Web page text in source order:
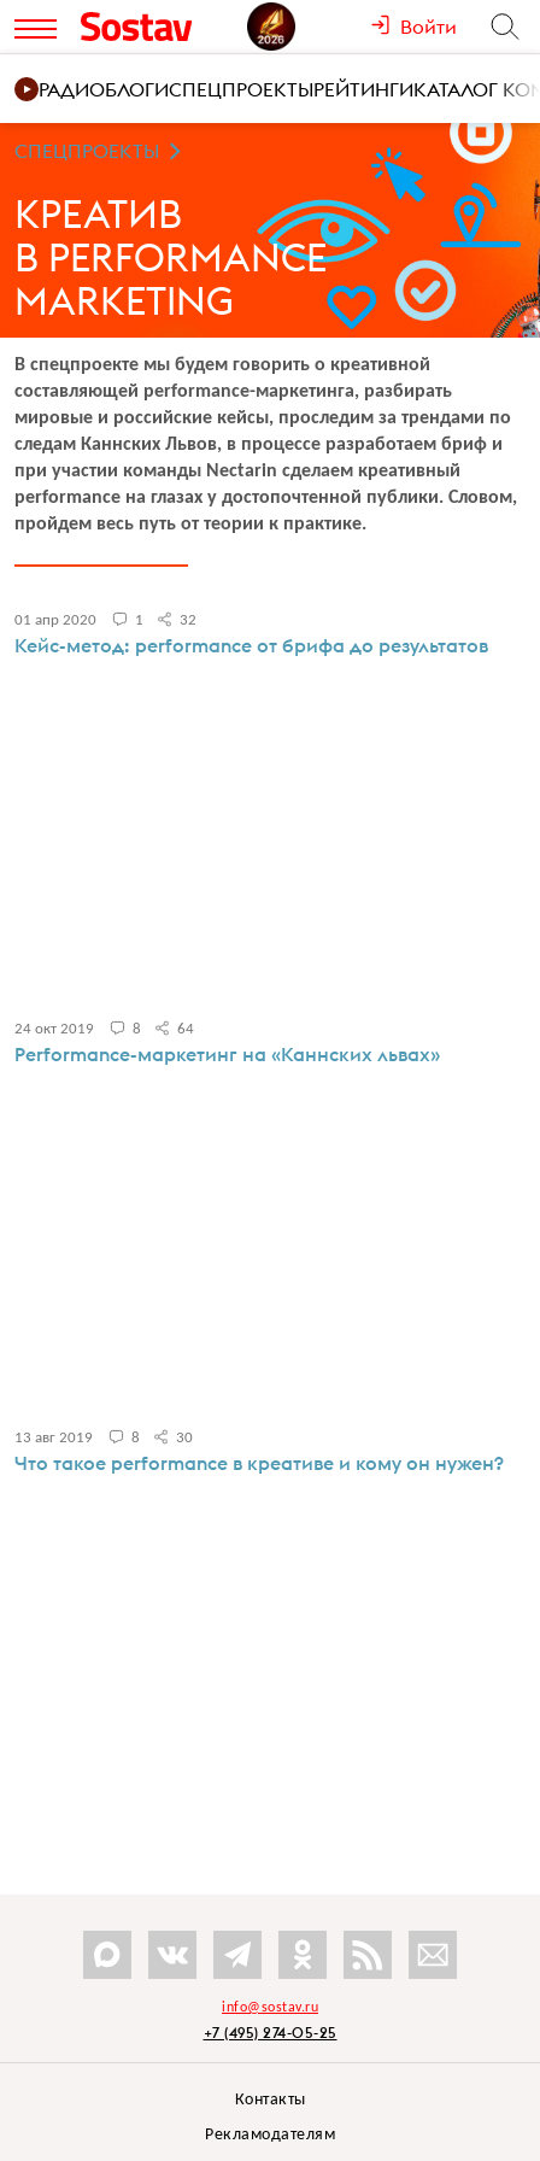
Войти
РАДИОБЛОГИСПЕЦПРОЕКТЫРЕЙТИНГИКАТАЛОГ
СПЕЦПРОЕКТЫ
КРЕАТИВ
В PERFORMANCE
MARKETING
В спецпроекте мы будем говорить о креативной
составляющей performance-маркетинга, разбирать
мировые и российские кейсы, проследим за трендами по
следам Каннских Львов, в процессе разработаем бриф и
при участии команды Nectarin сделаем креативный
performance на глазах у достопочтенной публики. Словом,
пройдем весь путь от теории к практике.
01 апр 2020 1 32
Кейс-метод: performance от брифа до результатов
24 окт 2019 8 64
Performance-маркетинг на «Каннских львах»
13 авг 2019 8 30
Что такое performance в креативе и кому он нужен?
info@sostav.ru
+7 (495) 274-05-25
Контакты
Рекламодателям